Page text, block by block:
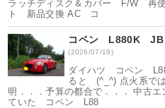
ラッチディスク＆カバー F/W 再
ト 新品交換 AC コ
コペン L880K JB
(2026/07/19)
ダイハツ コペン
ると (^_^) 点火系で
明．．．予算の都合で．．． 中古
ていた コペン L88